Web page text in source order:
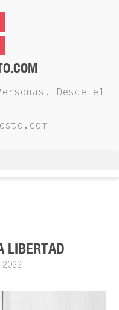
Desde el
LIBERTAD
2022